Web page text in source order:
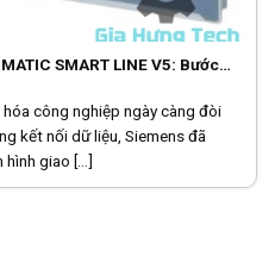
SMART LINE V5: Bước
Nhỏ Và Vừa
công nghiệp ngày càng đòi
kết nối dữ liệu, Siemens đã
giao [...]